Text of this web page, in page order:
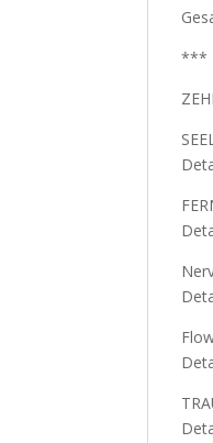
***